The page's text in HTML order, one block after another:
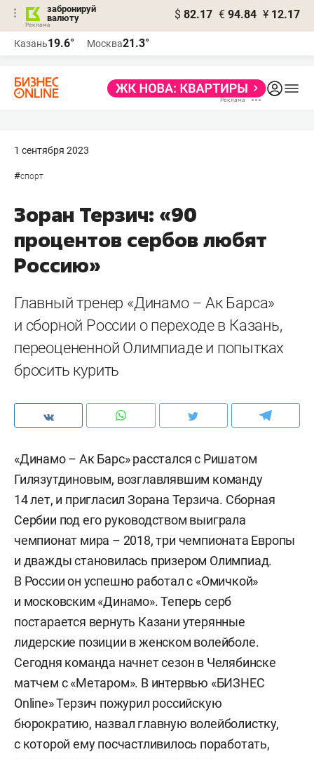
забронируй
валюту
$ 82.17 € 94.84 ¥ 12.17
Казань19.6° Москва21.3°
1 сентября 2023
#спорт
Зоран Терзич: «90
процентов сербов любят
Россию»
Главный тренер «Динамо – Ак Барса»
и сборной России о переходе в Казань,
переоцененной Олимпиаде и попытках
бросить курить
«Динамо – Ак Барс» расстался с Ришатом
Гилязутдиновым, возглавлявшим команду
14 лет, и пригласил Зорана Терзича. Сборная
Сербии под его руководством выиграла
чемпионат мира – 2018, три чемпионата Европы
и дважды становилась призером Олимпиад.
В России он успешно работал с «Омичкой»
и московским «Динамо». Теперь серб
постарается вернуть Казани утерянные
лидерские позиции в женском волейболе.
Сегодня команда начнет сезон в Челябинске
матчем с «Метаром». В интервью «БИЗНЕС
Online» Терзич пожурил российскую
бюрократию, назвал главную волейболистку,
с которой ему посчастливилось поработать,